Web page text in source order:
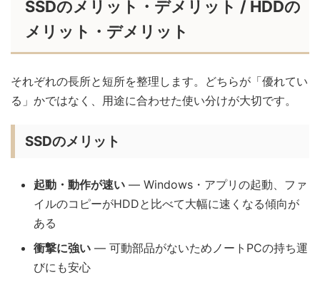
SSDのメリット・デメリット / HDDの
メリット・デメリット
それぞれの長所と短所を整理します。どちらが「優れてい
る」かではなく、用途に合わせた使い分けが大切です。
SSDのメリット
起動・動作が速い — Windows・アプリの起動、ファ
イルのコピーがHDDと比べて大幅に速くなる傾向が
ある
衝撃に強い — 可動部品がないためノートPCの持ち運
びにも安心